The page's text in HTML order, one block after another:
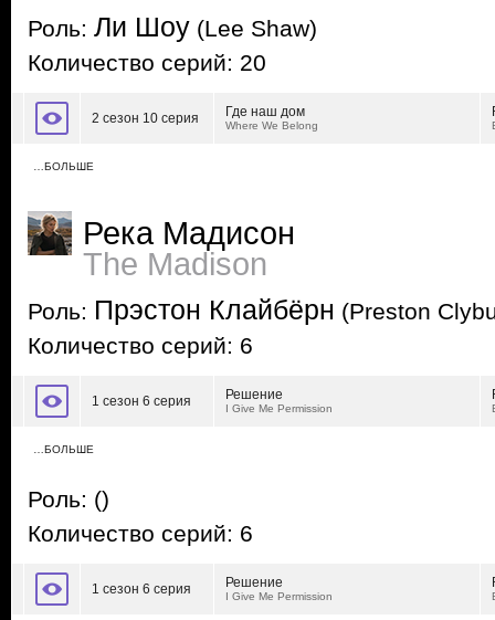
Роль: Ли Шоу (Lee Shaw)
Количество серий: 20
2 сезон 10 серия Где наш дом
Where We Belong
…БОЛЬШЕ
Река Мадисон
The Madison
Роль: Прэстон Клайбёрн (Preston
Количество серий: 6
1 сезон 6 серия Решение
I Give Me Permission
…БОЛЬШЕ
Роль: ()
Количество серий: 6
1 сезон 6 серия Решение
I Give Me Permission